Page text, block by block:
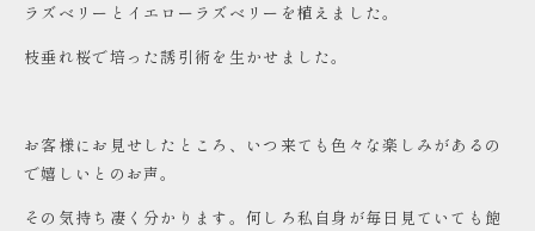
ラズベリーとイエローラズベリーを植えました。
枝垂れ桜で培った誘引術を生かせました。
お客様にお見せしたところ、いつ来ても色々な楽しみがあるの
で嬉しいとのお声。
その気持ち凄く分かります。何しろ私自身が毎日見ていても飽